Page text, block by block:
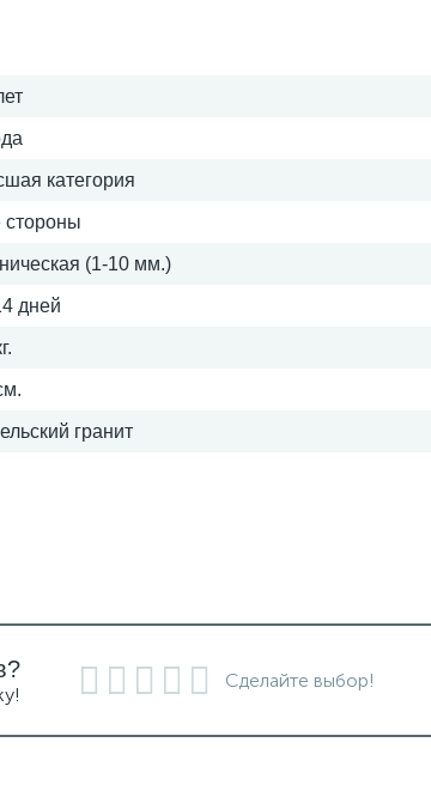
категория
стороны
(1-10 мм.)
дней
гранит
Сделайте выбор!